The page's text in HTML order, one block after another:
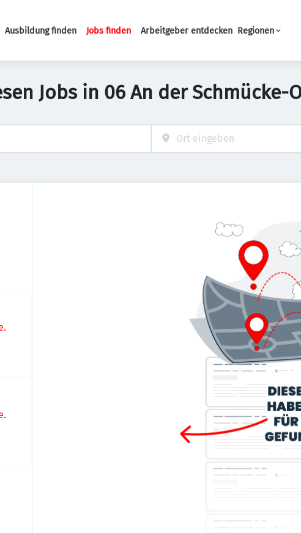
Haupt-Navigation
Ausbildung finden Jobs finden Arbeitgeber entdecken Regionen
Jobs in 06 An der